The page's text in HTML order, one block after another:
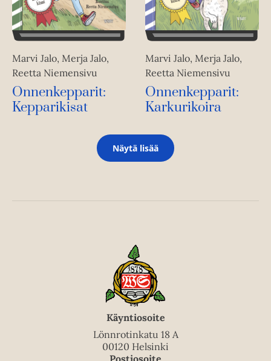
Marvi Jalo, Merja Jalo,
Reetta Niemensivu
Onnenkepparit:
Kepparikisat
Marvi Jalo, Merja Jalo,
Reetta Niemensivu
Onnenkepparit:
Karkurikoira
Näytä lisää
Käyntiosoite
Lönnrotinkatu 18 A
00120 Helsinki
Postiosoite